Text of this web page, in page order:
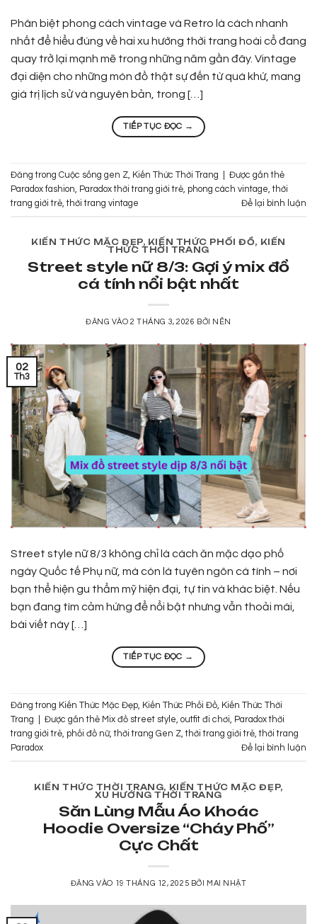
Phân biệt phong cách vintage và Retro là cách nhanh
nhất để hiểu đúng về hai xu hướng thời trang hoài cổ đang
quay trở lại mạnh mẽ trong những năm gần đây. Vintage
đại diện cho những món đồ thật sự đến từ quá khứ, mang
giá trị lịch sử và nguyên bản, trong […]
TIẾP TỤC ĐỌC →
Đăng trong Cuộc sống gen Z, Kiến Thức Thời Trang
Được gắn thẻ
Paradox fashion, Paradox thời trang giới trẻ, phong cách vintage,thời
trang giới trẻ,thời trang vintage Để lại bình luận
KIẾN THỨC MẶC ĐẸP, KIẾN THỨC PHỐI ĐỒ, KIẾN
THỨC THỜI TRANG
Street style nữ 8/3: Gợi ý mix đồ
cá tính nổi bật nhất
ĐĂNG VÀO2 THÁNG 3, 2026 BỞI NÊN
02
Th3
Street style nữ 8/3 không chỉ là cách ăn mặc dạo phố
ngày Quốc tế Phụ nữ, mà còn là tuyên ngôn cá tính – nơi
bạn thể hiện gu thẩm mỹ hiện đại, tự tin và khác biệt. Nếu
bạn đang tìm cảm hứng để nổi bật nhưng vẫn thoải mái,
bài viết này […]
TIẾP TỤC ĐỌC →
Đăng trong Kiến Thức Mặc Đẹp, Kiến Thức Phối Đồ, Kiến Thức Thời
Trang
Được gắn thẻ Mix đồ street style, outfit đi chơi, Paradox thời
trang giới trẻ, phối đồ nữ,thời trang Gen Z,thời trang giới trẻ,thời trang
Paradox
Để lại bình luận
KIẾN THỨC THỜI TRANG, KIẾN THỨC MẶC ĐẸP,
XU HƯỚNG THỜI TRANG
Săn Lùng Mẫu Áo Khoác
Hoodie Oversize “Cháy Phố”
Cực Chất
ĐĂNG VÀO 19 THÁNG 12, 2025 BỞI MAI NHẬT